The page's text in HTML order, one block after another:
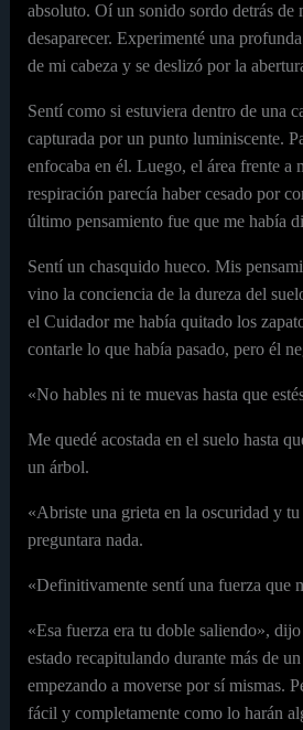
absoluto. Oí un sonido sordo detrás de
desaparecer. Experimenté una
de mi cabeza y se deslizó por la
Sentí como si estuviera dentro de una
capturada por un punto luminiscente.
enfocaba en él. Luego, el área frente
respiración parecía haber cesado por
último pensamiento fue que me había
Sentí un chasquido hueco. Mis
vino la conciencia de la dureza del
el Cuidador me había quitado los
contarle lo que había pasado, pero él
«No hables ni te muevas hasta que
Me quedé acostada en el suelo hasta
un árbol.
«Abriste una grieta en la oscuridad y
preguntara nada.
«Definitivamente sentí una fuerza que
«Esa fuerza era tu doble saliendo»,
estado recapitulando durante más de
empezando a moverse por sí mismas.
fácil y completamente como lo harán